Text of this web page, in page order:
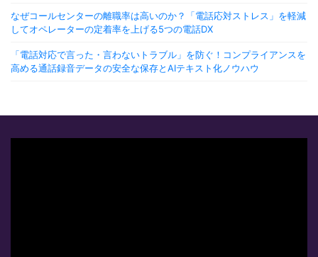
なぜコールセンターの離職率は高いのか？「電話応対ストレス」を軽減
してオペレーターの定着率を上げる5つの電話DX
「電話対応で言った・言わないトラブル」を防ぐ！コンプライアンスを
高める通話録音データの安全な保存とAIテキスト化ノウハウ